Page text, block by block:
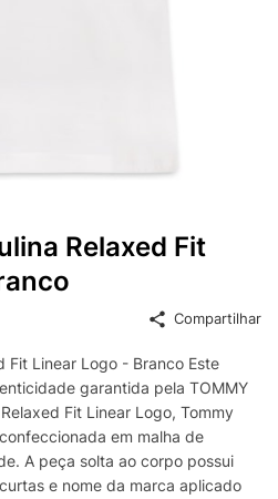
Relaxed Fit
Compartilhar
Fit Linear Logo - Branco Este
garantida pela TOMMY
Fit Linear Logo, Tommy
em malha de
A peça solta ao corpo possui
e nome da marca aplicado